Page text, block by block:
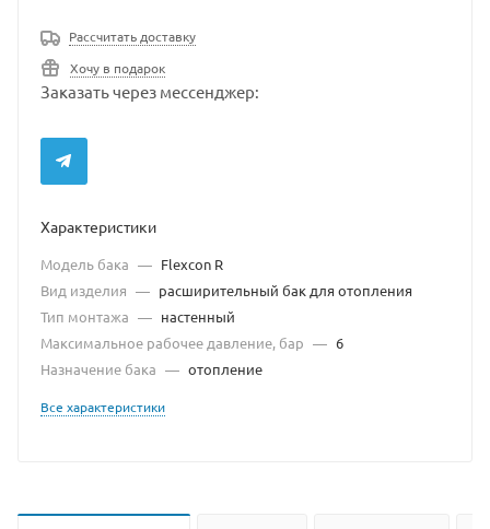
Рассчитать доставку
Хочу в подарок
Заказать через мессенджер:
Характеристики
Модель бака — Flexcon R
Вид изделия — расширительный бак для отопления
Тип монтажа — настенный
Максимальное рабочее давление, бар — 6
Назначение бака — отопление
Все характеристики